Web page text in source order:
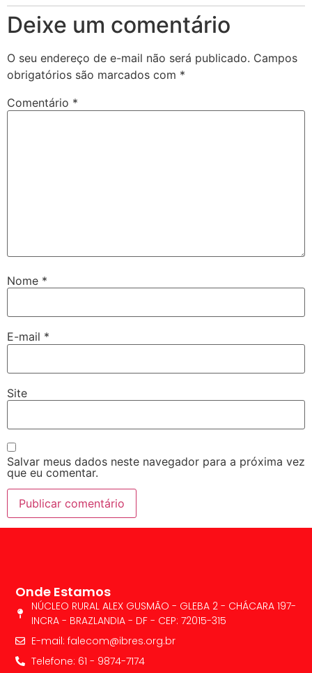
Deixe um comentário
O seu endereço de e-mail não será publicado. Campos
obrigatórios são marcados com *
Comentário *
Nome *
E-mail *
Site
Salvar meus dados neste navegador para a próxima vez
que eu comentar.
Onde Estamos
NÚCLEO RURAL ALEX GUSMÃO - GLEBA 2 - CHÁCARA 197-
INCRA - BRAZLANDIA - DF - CEP: 72015-315
E-mail: falecom@ibres.org.br
Telefone: 61 - 9874-7174​